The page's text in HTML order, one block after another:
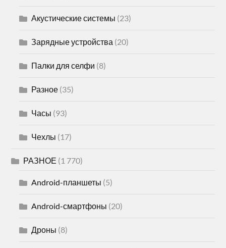
Акустические системы (23)
Зарядные устройства (20)
Палки для селфи (8)
Разное (35)
Часы (93)
Чехлы (17)
РАЗНОЕ (1 770)
Android-планшеты (5)
Android-смартфоны (20)
Дроны (8)